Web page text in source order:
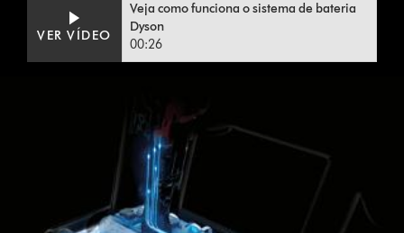
VER VÍDEO
Veja como funciona o sistema de bateria
Dyson
00:26